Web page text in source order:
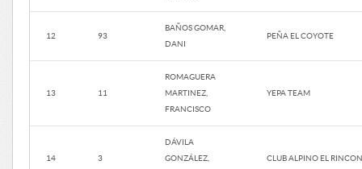
12 93
BAÑOS GOMAR,
DANI
PEÑA EL COYOTE
13 11
ROMAGUERA
MARTINEZ,
FRANCISCO
YEPA TEAM
14 3
DÁVILA
GONZÁLEZ,
CLUB ALPINO EL RINCON